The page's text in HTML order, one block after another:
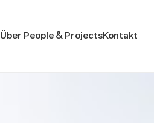
Über People & Projects Kontakt